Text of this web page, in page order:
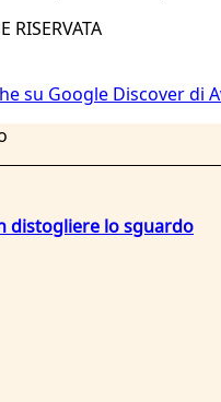
RISERVATA
su Google Discover di
distogliere lo sguardo